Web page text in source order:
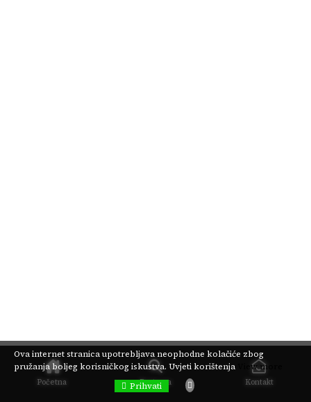
Početna Pretraga Kontakt
Ova internet stranica upotrebljava neophodne kolačiće zbog
pružanja boljeg korisničkog iskustva. Uvjeti korištenja
View more
Prihvati